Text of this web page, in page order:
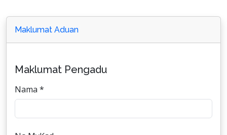
Maklumat Aduan
Maklumat Pengadu
Nama *